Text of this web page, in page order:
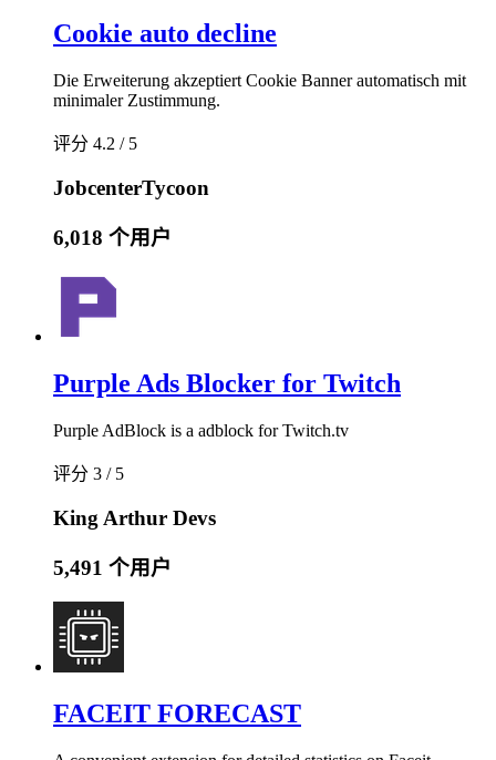
Cookie auto decline
Die Erweiterung akzeptiert Cookie Banner automatisch mit
minimaler Zustimmung.
评分 4.2 / 5
JobcenterTycoon
6,018 个用户
Purple Ads Blocker for Twitch
Purple AdBlock is a adblock for Twitch.tv
评分 3 / 5
King Arthur Devs
5,491 个用户
FACEIT FORECAST